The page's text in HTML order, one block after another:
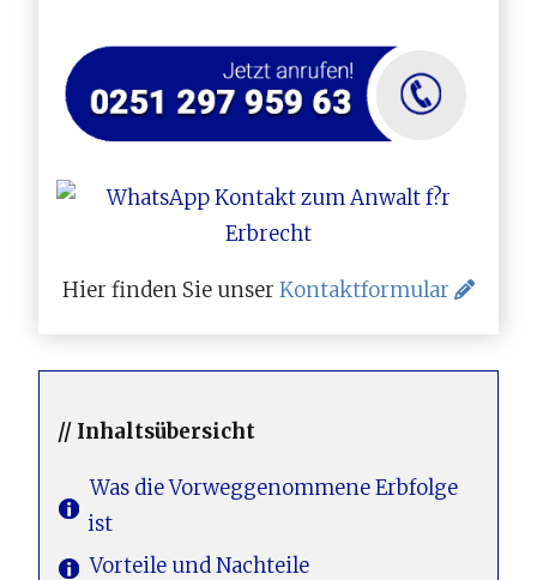
Hier finden Sie unser Kontaktformular
// Inhaltsübersicht
Was die Vorweggenommene Erbfolge
ist
Vorteile und Nachteile